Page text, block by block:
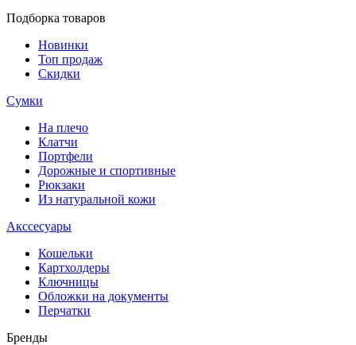
Подборка товаров
Новинки
Топ продаж
Скидки
Сумки
На плечо
Клатчи
Портфели
Дорожные и спортивные
Рюкзаки
Из натуральной кожи
Акссесуары
Кошельки
Картхолдеры
Ключницы
Обложки на документы
Перчатки
Бренды